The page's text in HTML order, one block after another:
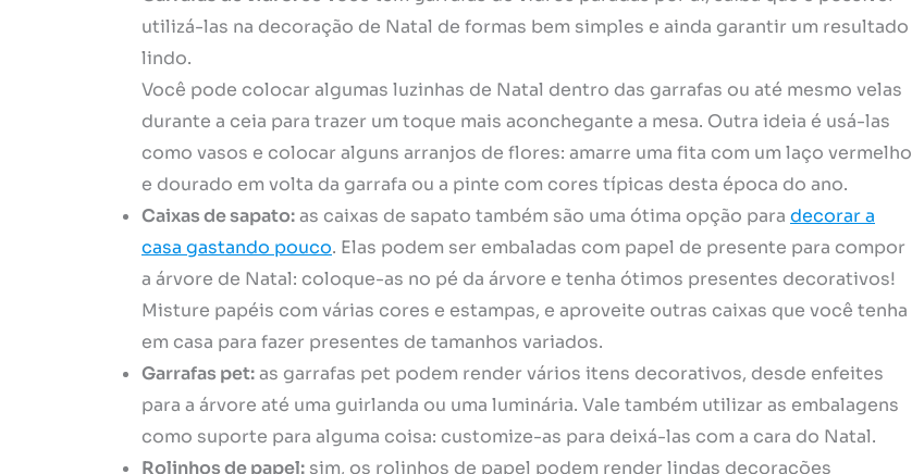
utilizá-las na decoração de Natal de formas bem simples e ainda garantir um resultado
lindo.
Você pode colocar algumas luzinhas de Natal dentro das garrafas ou até mesmo velas
durante a ceia para trazer um toque mais aconchegante a mesa. Outra ideia é usá-las
como vasos e colocar alguns arranjos de flores: amarre uma fita com um laço vermelho
e dourado em volta da garrafa ou a pinte com cores típicas desta época do ano.
Caixas de sapato:as caixas de sapato também são uma ótima opção para decorar a
casa gastando pouco. Elas podem ser embaladas com papel de presente para compor
a árvore de Natal: coloque-as no pé da árvore e tenha ótimos presentes decorativos!
Misture papéis com várias cores e estampas, e aproveite outras caixas que você tenha
em casa para fazer presentes de tamanhos variados.
Garrafas pet:as garrafas pet podem render vários itens decorativos, desde enfeites
para a árvore até uma guirlanda ou uma luminária. Vale também utilizar as embalagens
como suporte para alguma coisa: customize-as para deixá-las com a cara do Natal.
Rolinhos de papel: sim, os rolinhos de papel podem render lindas decorações